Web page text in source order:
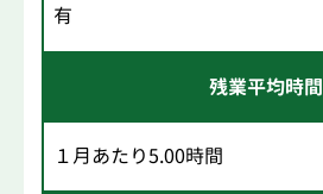
有
残業平均時間
１月あたり5.00時間